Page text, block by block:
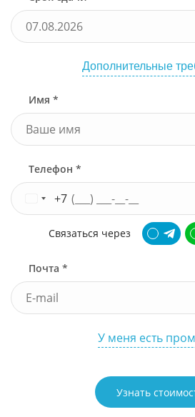
Дополнительные
Имя *
Телефон *
+7
Связаться через
Почта *
У меня есть
Узнать